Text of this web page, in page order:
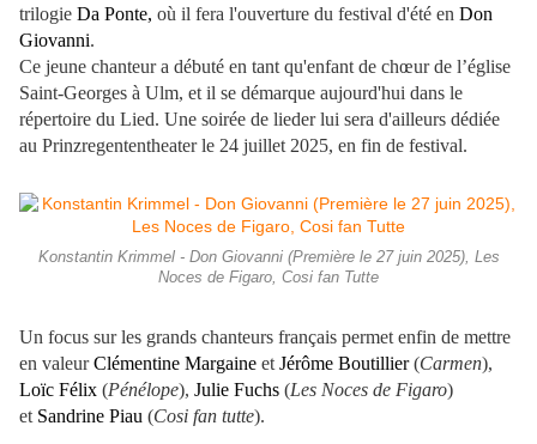
trilogie Da Ponte, où il fera l'ouverture du festival d'été en Don
Giovanni.
Ce jeune chanteur a débuté en tant qu'enfant de chœur de l’église
Saint-Georges à Ulm, et il se démarque aujourd'hui dans le
répertoire du Lied. Une soirée de lieder lui sera d'ailleurs dédiée
au Prinzregententheater le 24 juillet 2025, en fin de festival.
Konstantin Krimmel - Don Giovanni (Première le 27 juin 2025), Les
Noces de Figaro, Cosi fan Tutte
Un focus sur les grands chanteurs français permet enfin de mettre
en valeurClémentine Margaine et Jérôme Boutillier(Carmen),
Loïc Félix (Pénélope), Julie Fuchs (Les Noces de Figaro)
et Sandrine Piau (Cosi fan tutte).